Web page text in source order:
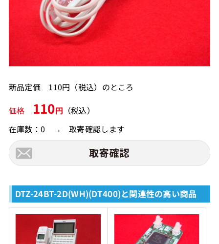
新品定価 110円（税込）のところ
価格 110円 （税込）
在庫数：0 → 取寄確認します
DTZ-24BT-2D(WH)(DT400)と関連性の高い商品